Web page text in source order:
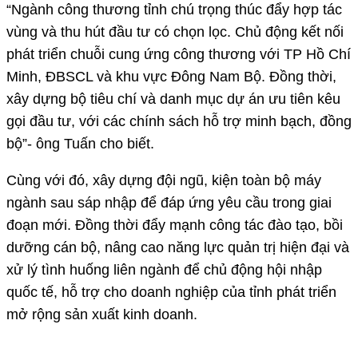
“Ngành công thương tỉnh chú trọng thúc đẩy hợp tác
vùng và thu hút đầu tư có chọn lọc. Chủ động kết nối
phát triển chuỗi cung ứng công thương với TP Hồ Chí
Minh, ĐBSCL và khu vực Đông Nam Bộ. Đồng thời,
xây dựng bộ tiêu chí và danh mục dự án ưu tiên kêu
gọi đầu tư, với các chính sách hỗ trợ minh bạch, đồng
bộ”- ông Tuấn cho biết.
Cùng với đó, xây dựng đội ngũ, kiện toàn bộ máy
ngành sau sáp nhập để đáp ứng yêu cầu trong giai
đoạn mới. Đồng thời đẩy mạnh công tác đào tạo, bồi
dưỡng cán bộ, nâng cao năng lực quản trị hiện đại và
xử lý tình huống liên ngành để chủ động hội nhập
quốc tế, hỗ trợ cho doanh nghiệp của tỉnh phát triển
mở rộng sản xuất kinh doanh.